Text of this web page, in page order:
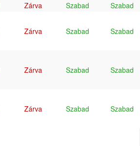
Zárva Szabad
Szabad
Zárva Szabad Szabad
Zárva Szabad Szabad
Zárva Szabad Szabad